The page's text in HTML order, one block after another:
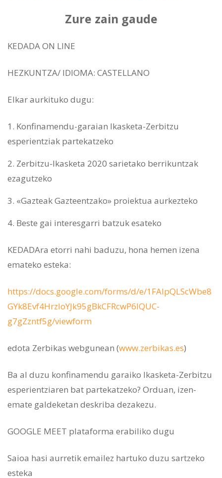
Zure zain gaude
KEDADA ON LINE
HEZKUNTZA/ IDIOMA: CASTELLANO
Elkar aurkituko dugu:
Konfinamendu-garaian Ikasketa-Zerbitzu
esperientziak partekatzeko
Zerbitzu-Ikasketa 2020 sarietako berrikuntzak
ezagutzeko
«Gazteak Gazteentzako» proiektua aurkezteko
Beste gai interesgarri batzuk esateko
KEDADAra etorri nahi baduzu, hona hemen izena
emateko esteka:
https://docs.google.com/forms/d/e/1FAIpQLScWbe8
GYk8Evf4HrzIoYJk95gBkCFRcwP6lQUC-
g7gZzntf5g/viewform
edota Zerbikas webgunean (www.zerbikas.es)
Ba al duzu konfinamendu garaiko Ikasketa-Zerbitzu
esperientziaren bat partekatzeko? Orduan, izen-
emate galdeketan deskriba dezakezu.
GOOGLE MEET plataforma erabiliko dugu
Saioa hasi aurretik emailez hartuko duzu sartzeko
esteka